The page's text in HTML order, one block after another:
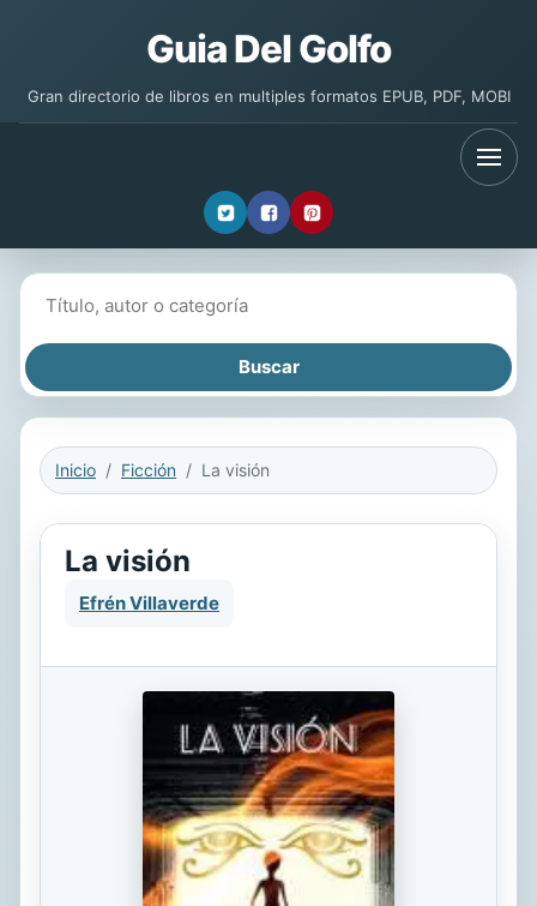
Guia Del Golfo
Gran directorio de libros en multiples formatos EPUB, PDF, MOBI
Inicio Ficción La visión
La visión
Efrén Villaverde